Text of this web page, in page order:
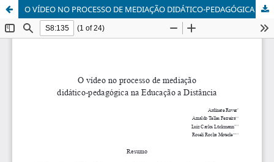
O VÍDEO NO PROCESSO DE MEDIAÇÃO DIDÁTICO-PEDAGÓGICA NA EDUCAÇÃO A DISTÂNCIA